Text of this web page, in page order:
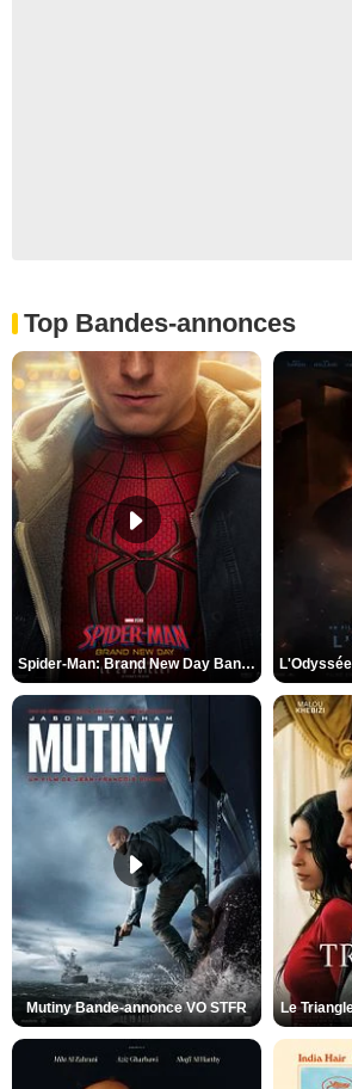
Top Bandes-annonces
Spider-Man: Brand New Day Bande-annonce VO STFR
Mutiny Bande-annonce VO STFR Le